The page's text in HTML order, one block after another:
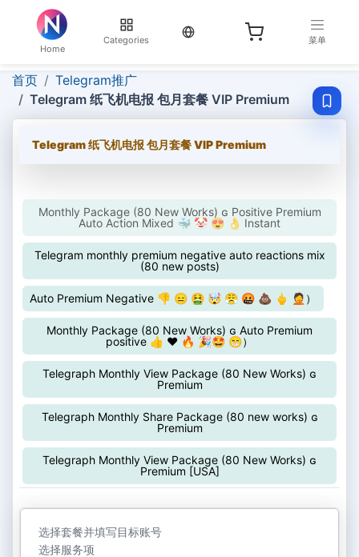
Home
Categories
当前语言：English
菜单
首页
Telegram推广
Telegram 纸飞机电报 包月套餐 VIP Premium
Telegram 纸飞机电报 包月套餐 VIP Premium
Monthly Package (80 New Works) ɢ Positive Premium
Auto Action Mixed 🐳 🤡 😍 👌 Instant
Telegram monthly premium negative auto reactions mix
(80 new posts)
Auto Premium Negative 👎 😑 🤮 🤯 😤 🤬 💩 🖕 🤦）
Monthly Package (80 New Works) ɢ Auto Premium
positive 👍 ❤️ 🔥 🎉🤩 😁）
Telegraph Monthly View Package (80 New Works) ɢ
Premium
Telegraph Monthly Share Package (80 new works) ɢ
Premium
Telegraph Monthly View Package (80 New Works) ɢ
Premium [USA]
选择套餐并填写目标账号
选择服务项